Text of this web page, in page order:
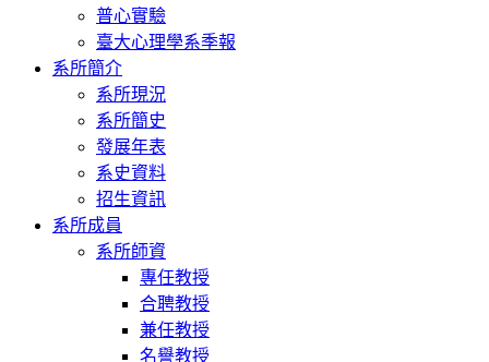
普心實驗
臺大心理學系季報
系所簡介
系所現況
系所簡史
發展年表
系史資料
招生資訊
系所成員
系所師資
專任教授
合聘教授
兼任教授
名譽教授